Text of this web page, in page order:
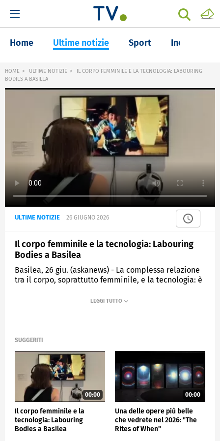
Home Ultime notizie Sport Inchieste
HOME ULTIME NOTIZIE
IL CORPO FEMMINILE E LA TECNOLOGIA: LABOURING
BODIES A BASILEA
ULTIME NOTIZIE 26 GIUGNO 2026
Il corpo femminile e la tecnologia: Labouring
Bodies a Basilea
Basilea, 26 giu. (askanews) - La complessa relazione
tra il corpo, soprattutto femminile, e la tecnologia: è
Bodies" che il Museum Tinguely di Basilea propone
società, dentro le conseguenze del capitale e
sulla meccanizzazione e, oggi, sulla digitalizzazione
del lavoro e della vita.
In mostra lavori di 36 artiste, sia storicizzate sia
contemporanee, che si muovono attraverso diverse
pratiche: scultura, performance, disegno, video,
fotografia. L'effetto è quello di una presa di
coscienza, più che di una denuncia, proprio perché
con la mediazione delle arti il punto diventa
SUGGERITI
00:00
Il corpo femminile e la
tecnologia: Labouring
Bodies a Basilea
00:00
Una delle opere più belle
che vedrete nel 2026: "The
Rites of When"